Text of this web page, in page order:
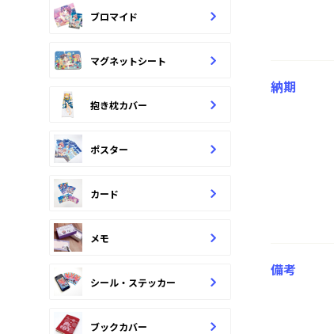
ブロマイド
マグネットシート
抱き枕カバー
ポスター
カード
メモ
シール・ステッカー
ブックカバー
納期
備考